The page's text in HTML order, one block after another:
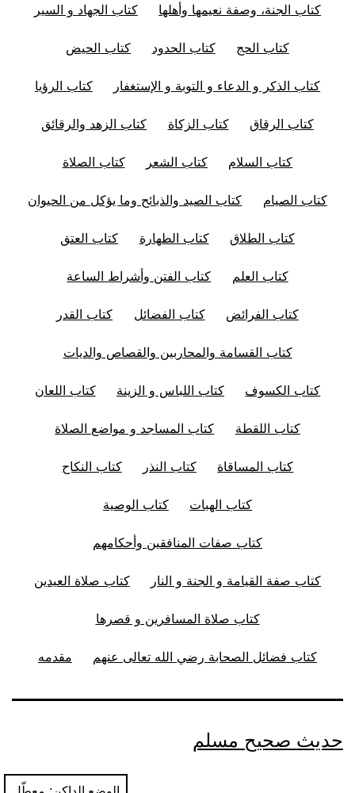
كتاب الجنة، وصفة نعيمها وأهلها كتاب الجهاد و السير
كتاب الحج كتاب الحدود كتاب الحيض
كتاب الذكر و الدعاء و التوبة و الإستغفار كتاب الرؤيا
كتاب الرقاق كتاب الزكاة كتاب الزهد والرقائق
كتاب السلام كتاب الشعر كتاب الصلاة
كتاب الصيام كتاب الصيد والذبائح وما يؤكل من الحيوان
كتاب الطلاق كتاب الطهارة كتاب العتق
كتاب العلم كتاب الفتن وأشراط الساعة
كتاب الفرائض كتاب الفضائل كتاب القدر
كتاب القسامة والمحاربين والقصاص والديات
كتاب الكسوف كتاب اللباس و الزينة كتاب اللعان
كتاب اللقطة كتاب المساجد و مواضع الصلاة
كتاب المساقاة كتاب النذر كتاب النكاح
كتاب الهبات كتاب الوصية
كتاب صفات المنافقين وأحكامهم
كتاب صفة القيامة و الجنة و النار كتاب صلاة العيدين
كتاب صلاة المسافرين و قصرها
كتاب فضائل الصحابة رضي الله تعالى عنهم مقدمه
حديث صحيح مسلم